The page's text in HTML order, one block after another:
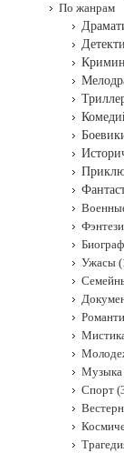
По жанрам
Ужасы
Музыка
Спорт